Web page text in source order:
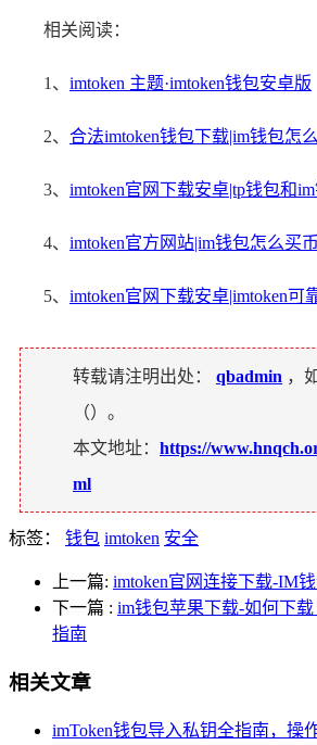
相关阅读：
1、 imtoken 主题·imtoken钱包安卓版
2、 合法imtoken钱包下载|im钱包怎
3、 imtoken官网下载安卓|tp钱包和
4、 imtoken官方网站|im钱包怎么买币
5、 imtoken官网下载安卓|imtoken可
转载请注明出处： qbadmin ，
（）。
本文地址： https://
ml
标签： 钱包 imtoken 安全
上一篇: imtoken官网连接下载-IM
下一篇 : im钱包苹果下载-如何下载
指南
相关文章
imToken钱包导入私钥全指南，操